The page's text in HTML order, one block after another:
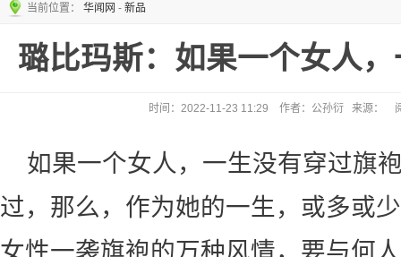
当前位置： 华闻网 - 新品
璐比玛斯：如果一个女人
时间：2022-11-23 11:29 作者：公孙衍 来源：
如果一个女人，一生没有穿过旗
过，那么，作为她的一生，或多或
女性一袭旗袍的万种风情，要与何